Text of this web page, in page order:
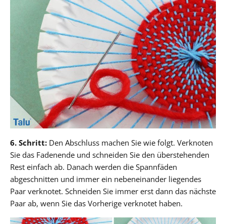
6. Schritt: Den Abschluss machen Sie wie folgt. Verknoten
Sie das Fadenende und schneiden Sie den überstehenden
Rest einfach ab. Danach werden die Spannfäden
abgeschnitten und immer ein nebeneinander liegendes
Paar verknotet. Schneiden Sie immer erst dann das nächste
Paar ab, wenn Sie das Vorherige verknotet haben.